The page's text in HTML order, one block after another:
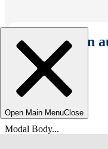
Organisation
Open Main MenuClose
Modal Body...